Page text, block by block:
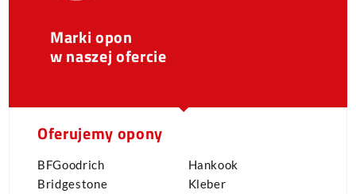
Marki opon
w naszej ofercie
Oferujemy opony
BFGoodrich
Bridgestone
Hankook
Kleber